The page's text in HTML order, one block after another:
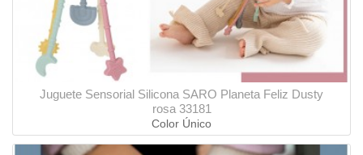
Juguete Sensorial Silicona SARO Planeta Feliz Dusty
rosa 33181
Color Único